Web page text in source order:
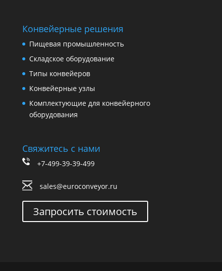
Конвейерные решения
Пищевая промышленность
Складское оборудование
Типы конвейеров
Конвейерные узлы
Комплектующие для конвейерного
оборудования
Свяжитесь с нами
+7-499-39-39-499
sales@euroconveyor.ru
Запросить стоимость